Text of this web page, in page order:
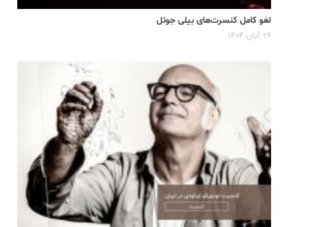
لغو کامل کنسرت‌های بیلی جوئل
۲۶ آبان ۱۴۰۴